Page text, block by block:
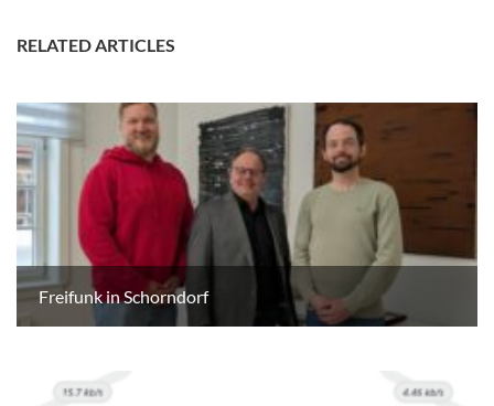
RELATED ARTICLES
Freifunk in Schorndorf